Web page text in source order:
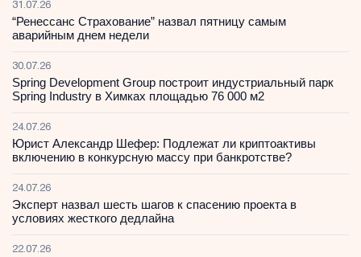
31.07.26
“Ренессанс Страхование” назвал пятницу самым
аварийным днем недели
30.07.26
Spring Development Group построит индустриальный парк
Spring Industry в Химках площадью 76 000 м2
24.07.26
Юрист Александр Шефер: Подлежат ли криптоактивы
включению в конкурсную массу при банкротстве?
24.07.26
Эксперт назвал шесть шагов к спасению проекта в
условиях жесткого дедлайна
22.07.26